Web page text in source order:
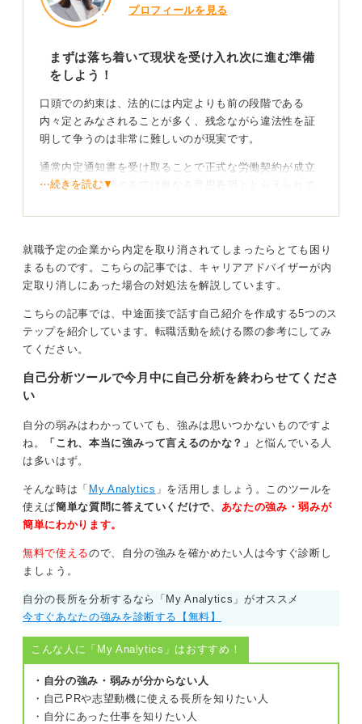
プロフィールを見る
まずは落ち着いて現状を受け入れ次に進む準備
をしよう！
口頭での約束は、法的には内定よりも前の段階である
内々定とみなされることが多く、残念ながら違法性を証
明して争うのは非常に難しいのが現実です。
通常内定通知書を受け取ることで正式な労働契約が成立
しますが、口頭のみでは単なる意思表明ととらえられて
とは思いますが、まずは早急に転職活動を再開すること
をおすすめします。
う
ただいていたが、先方の業績不振などの理由で取り消し
隠さずに事実を伝えることで、あなたの誠実さが伝わり
ますし、次の企業もあなたの事情を汲み取ったうえで選
考を進めてくれるはずです。
予期せぬトラブルに直面して不安だとは思いますが、こ
の経験を糧にして、より良い縁に巡り合えるように前向
きに行動していきましょう。
0
⋯続きを読む▼
就職予定の企業から内定を取り消されてしまったらとても困り
まるものです。こちらの記事では、キャリアアドバイザーが内
定取り消しにあった場合の対処法を解説しています。
こちらの記事では、中途面接で話す自己紹介を作成する5つのス
テップを紹介しています。転職活動を続ける際の参考にしてみ
てください。
自己分析ツールで今月中に自己分析を終わらせてくださ
い
自分の弱みはわかっていても、強みは思いつかないものですよ
ね。
「これ、本当に強みって言えるのかな？」
と悩んでいる人
は多いはず。
そんな時は「 My Analytics 」を活用しましょう。このツールを
使えば簡単な質問に答えていくだけで、 あなたの強み・弱みが
簡単にわかります。
無料で使えるので、自分の強みを確かめたい人は今すぐ診断し
ましょう。
自分の長所を分析するなら「My Analytics」がオススメ
今すぐあなたの強みを診断する【無料】
こんな人に「My Analytics」はおすすめ！
・自分の強み・弱みが分からない人
・自己PRや志望動機に使える長所を知りたい人
・自分にあった仕事を知りたい人